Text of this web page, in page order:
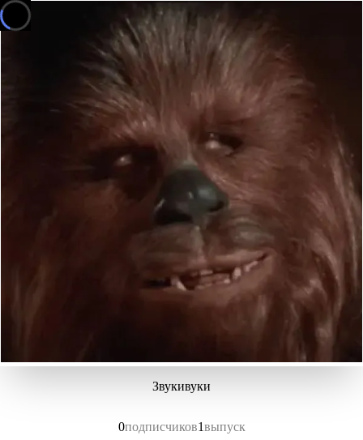
Звукивуки
0подписчиков1выпуск